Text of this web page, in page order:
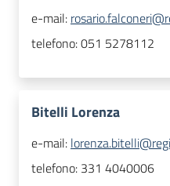
e-mail:
telefono:051 5278112
Bitelli Lorenza
e-mail:
telefono: 331 4040006